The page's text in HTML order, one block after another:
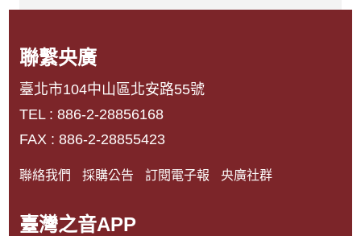
聯繫央廣
臺北市104中山區北安路55號
TEL : 886-2-28856168
FAX : 886-2-28855423
聯絡我們 採購公告 訂閱電子報 央廣社群
臺灣之音APP